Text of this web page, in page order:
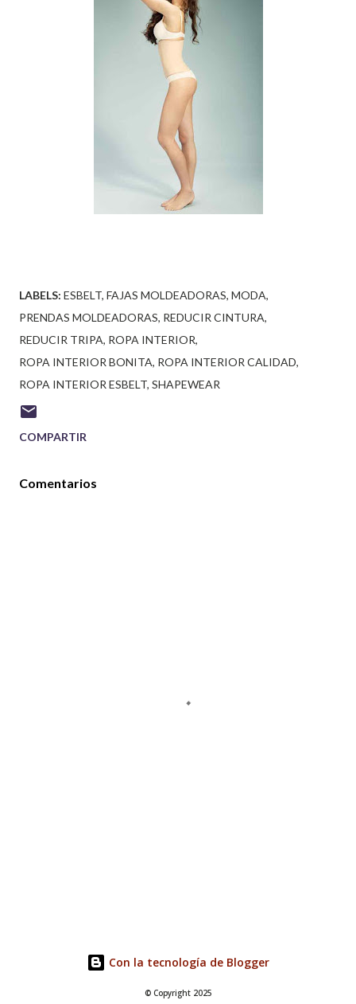
LABELS: ESBELT FAJAS MOLDEADORAS MODA
PRENDAS MOLDEADORAS REDUCIR CINTURA
REDUCIR TRIPA ROPA INTERIOR
ROPA INTERIOR BONITA ROPA INTERIOR CALIDAD
ROPA INTERIOR ESBELT SHAPEWEAR
COMPARTIR
Comentarios
Con la tecnología de Blogger
© Copyright 2025